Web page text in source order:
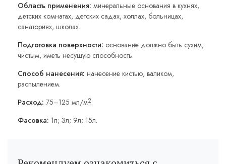
Область применения: минеральные основания в кухнях,
детских комнатах, детских садах, холлах, больницах,
санаториях, школах.
Подготовка поверхности: основание должно быть сухим,
чистым, иметь несущую способность.
Способ нанесения: нанесение кистью, валиком,
распылением.
Расход: 75–125 мл/м2.
Фасовка: 1л; 3л; 9л; 15л.